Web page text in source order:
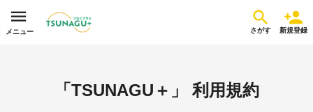
メニュー さがす 新規登録
「TSUNAGU＋」 利用規約